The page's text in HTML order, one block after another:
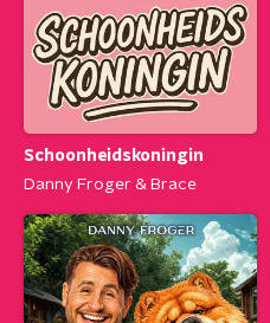
Schoonheidskoningin
Danny Froger & Brace